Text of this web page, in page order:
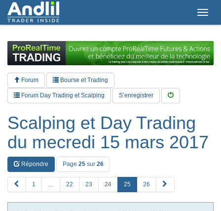
T
g
l
e
n
o
n
Forum Bourse et Trading
Forum Day Trading et Scalping S’enregistrer
Scalping et Day Trading
du mecredi 15 mars 2017
Répondre Page 25 sur 26
R
E
1 … 22 23 24 25 26
u
i